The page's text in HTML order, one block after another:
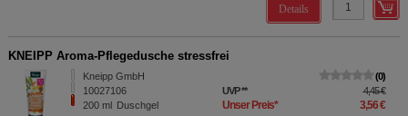
Details
KNEIPP Aroma-Pflegedusche stressfrei
Kneipp GmbH
10027106
200 ml Duschgel
0
UVP** 4,45 €
Unser Preis* 3,56 €